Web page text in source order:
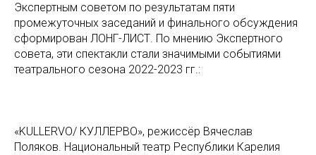
Экспертным советом по результатам пяти
промежуточных заседаний и финального обсуждения
сформирован ЛОНГ-ЛИСТ. По мнению Экспертного
совета, эти спектакли стали значимыми событиями
театрального сезона 2022-2023 гг.:
«KULLERVO/ КУЛЛЕРВО», режиссёр Вячеслав
Поляков. Национальный театр Республики Карелия